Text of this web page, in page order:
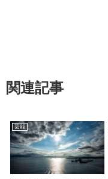
関連記事
芸能